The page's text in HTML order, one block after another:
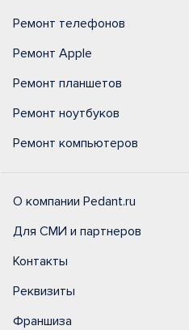
Ремонт телефонов
Ремонт Apple
Ремонт планшетов
Ремонт ноутбуков
Ремонт компьютеров
О компании Pedant.ru
Для СМИ и партнеров
Контакты
Реквизиты
Франшиза